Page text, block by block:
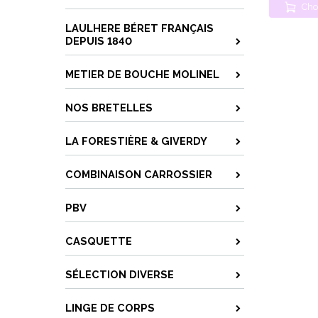
LAULHERE BÉRET FRANÇAIS
DEPUIS 1840
METIER DE BOUCHE MOLINEL
NOS BRETELLES
LA FORESTIÈRE & GIVERDY
COMBINAISON CARROSSIER
PBV
CASQUETTE
SÉLECTION DIVERSE
LINGE DE CORPS